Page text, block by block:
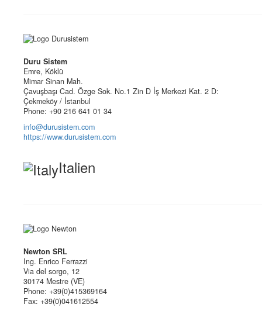
Duru Sistem
Emre, Köklü
Mimar Sinan Mah.
Çavuşbaşı Cad. Özge Sok. No.1 Zin D İş Merkezi Kat. 2 D:
Çekmeköy / İstanbul
Phone: +90 216 641 01 34
info@durusistem.com
https://www.durusistem.com
Italien
Newton SRL
Ing. Enrico Ferrazzi
Via del sorgo, 12
30174 Mestre (VE)
Phone: +39(0)415369164
Fax: +39(0)041612554